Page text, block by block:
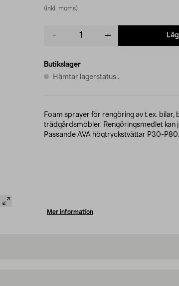
(inkl. moms)
Butikslager
Hämtar lagerstatus...
Foam sprayer för rengöring av t.ex. bilar,
trädgårdsmöbler. Rengöringsmedlet kan
Passande AVA högtryckstvättar P30-P80.
Mer information